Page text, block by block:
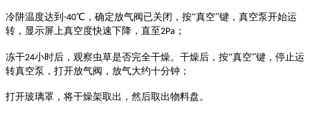
冷阱温度达到 -40℃，确定放气阀已关闭，按“真空”键，真空泵开始运
转，显示屏上真空度快速下降，直至2Pa；
冻干24小时后，观察虫草是否完全干燥。干燥后，按“真空”键，停止运
转真空泵，打开放气阀，放气大约十分钟；
打开玻璃罩，将干燥架取出，然后取出物料盘。